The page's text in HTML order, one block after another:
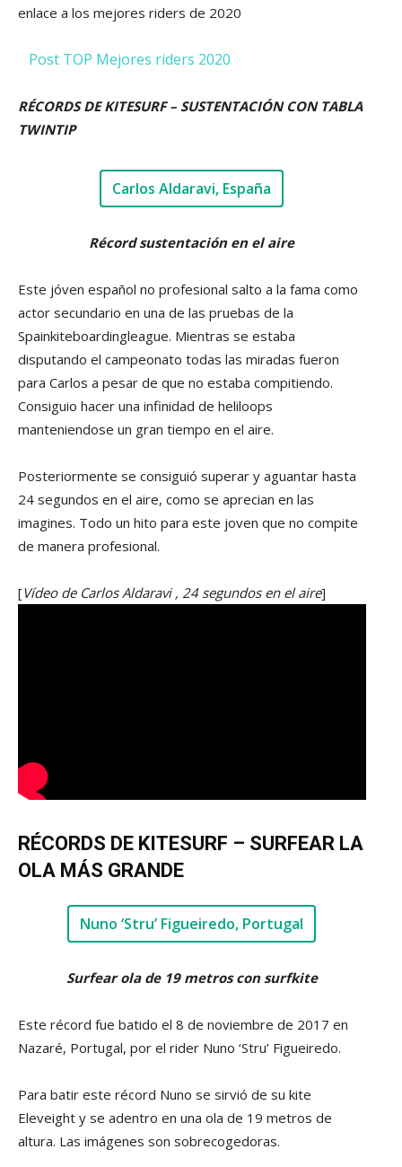
enlace a los mejores riders de 2020
Post TOP Mejores riders 2020
RÉCORDS DE KITESURF – SUSTENTACIÓN CON TABLA
TWINTIP
Carlos Aldaravi, España
Récord sustentación en el aire
Este jóven español no profesional salto a la fama como
actor secundario en una de las pruebas de la
Spainkiteboardingleague. Mientras se estaba
disputando el campeonato todas las miradas fueron
para Carlos a pesar de que no estaba compitiendo.
Consiguio hacer una infinidad de heliloops
manteniendose un gran tiempo en el aire.
Posteriormente se consiguió superar y aguantar hasta
24 segundos en el aire, como se aprecian en las
imagines. Todo un hito para este joven que no compite
de manera profesional.
[Vídeo de Carlos Aldaravi , 24 segundos en el aire]
RÉCORDS DE KITESURF – SURFEAR LA
OLA MÁS GRANDE
Nuno ‘Stru’ Figueiredo, Portugal
Surfear ola de 19 metros con surfkite
Este récord fue batido el 8 de noviembre de 2017 en
Nazaré, Portugal, por el rider Nuno ‘Stru’ Figueiredo.
Para batir este récord Nuno se sirvió de su kite
Eleveight y se adentro en una ola de 19 metros de
altura. Las imágenes son sobrecogedoras.